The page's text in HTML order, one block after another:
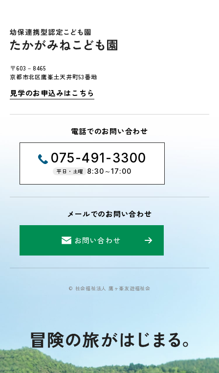
〒603－8465
京都市北区鷹峯土天井町53番地
見学のお申込みはこちら
電話でのお問い合わせ
075-491-3300
平日・土曜 8:30～17:00
メールでのお問い合わせ
お問い合わせ
© 社会福祉法人 鷹ヶ峯友遊福祉会